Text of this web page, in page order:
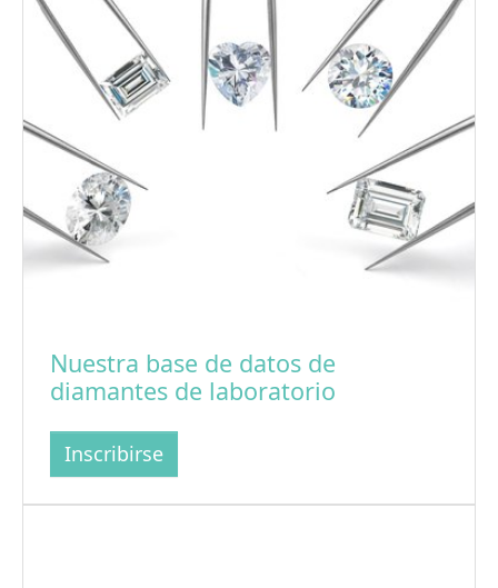
Nuestra base de datos de
diamantes de laboratorio
Inscribirse